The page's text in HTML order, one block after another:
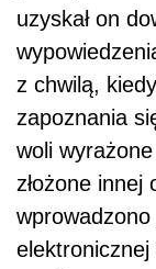
uzyskał on
z chwilą,
zapoznania
woli
złożone innej